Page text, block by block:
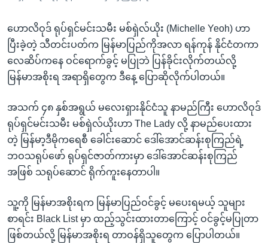
ကျော်
ကြည့်
ရန်
ရှာဖွေ
နေရာ
သို့
ကျော်
ရန်
ဘာသာစကားများ
ဟောလိဝုဒ် ရုပ်ရှင်မင်းသမီး မစ်ရှဲလ်ယိုး (Michelle Yeoh) ဟာ
ပြီးခဲ့တဲ့ သီတင်းပတ်က မြန်မာပြည်ကိုအလာ ရန်ကုန် နိုင်ငံတကာ
လေဆိပ်ကနေ ဝင်ရောက်ခွင့် မပြုဘဲ ပြန်ခိုင်းလိုက်တယ်လို့
မြန်မာအစိုးရ အရာရှိတွေက ဒီနေ့ ပြောဆိုလိုက်ပါတယ်။
အသက် ၄၈ နှစ်အရွယ် မလေးရှားနိုင်ငံသူ နာမည်ကြီး ဟောလိဝုဒ်
ရုပ်ရှင်မင်းသမီး မစ်ရှဲလ်ယိုးဟာ The Lady လို့ နာမည်ပေးထား
တဲ့ မြန်မာ့ဒီမိုကရေစီ ခေါင်းဆောင် ဒေါ်အောင်ဆန်းစုကြည်ရဲ့
ဘဝသရုပ်ဖော် ရုပ်ရှင်ဇာတ်ကားမှာ ဒေါ်အောင်ဆန်းစုကြည်
အဖြစ် သရုပ်ဆောင် ရိုက်ကူးနေတာပါ။
သူ့ကို မြန်မာအစိုးရက မြန်မာပြည်ဝင်ခွင့် မပေးရမယ့် သူများ
စာရင်း Black List မှာ ထည့်သွင်းထားတာကြောင့် ဝင်ခွင့်မပြုတာ
ဖြစ်တယ်လို့ မြန်မာအစိုးရ တာဝန်ရှိသူတွေက ပြောပါတယ်။